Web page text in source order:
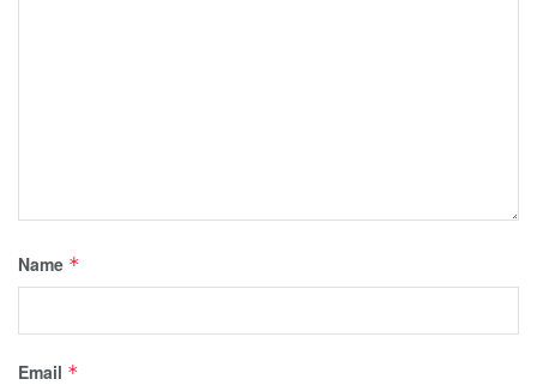
Name *
Email *